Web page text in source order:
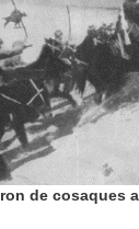
de cosaques